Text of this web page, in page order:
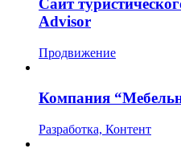
Сайт
Advisor
Продвижение
Компания
Разработка, Контент